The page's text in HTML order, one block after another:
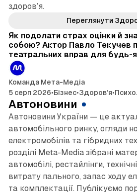
здоров’я.
Переглянути
Як подолати страх оцінки й
собою? Актор Павло Текучев
театральних вправ для будь-
Команда Мета-Медіа
5 серп 2026•Бізнес•Здоров’я•
Автоновини
Автоновини України — це
автомобільного ринку, огляди
електромобілів та гібридних
розділі Meta-Media зібрані
автомобілі, рестайлінги,
витрату пального, запас ходу
та комплектації. Публікуємо